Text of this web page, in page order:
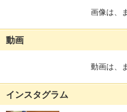
画像は、
動画
動画は、
インスタグラム